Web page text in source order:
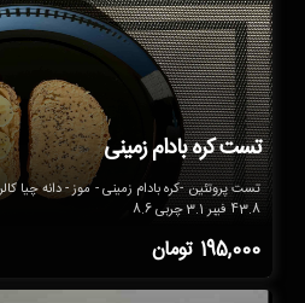
تست کره بادام زمینی
43.8 فیبر 3.1 چربی 8.6
195,000 تومان